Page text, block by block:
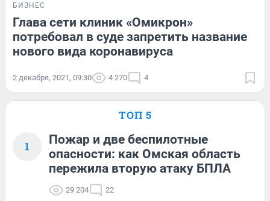
БИЗНЕС
Глава сети клиник «Омикрон»
потребовал в суде запретить название
нового вида коронавируса
2 декабря, 2021, 09:30 4 270 4
ТОП 5
1
Пожар и две беспилотные
опасности: как Омская область
пережила вторую атаку БПЛА
29 204 22